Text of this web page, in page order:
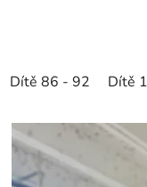
Dítě 86 - 92 Dítě